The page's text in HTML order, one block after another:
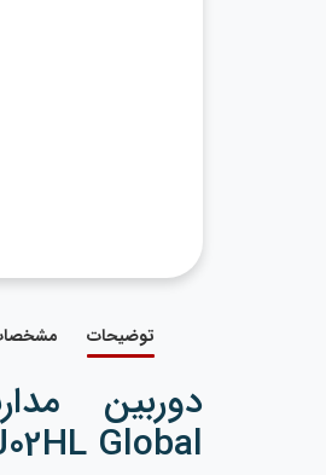
توضیحات
دوربین
Global